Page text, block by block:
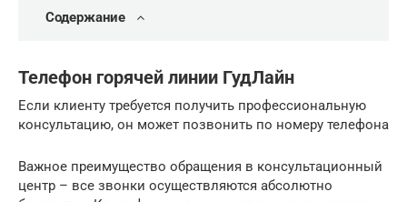
Содержание
Телефон горячей линии ГудЛайн
Если клиенту требуется получить профессиональную
консультацию, он может позвонить по номеру телефона
Важное преимущество обращения в консультационный
центр – все звонки осуществляются абсолютно